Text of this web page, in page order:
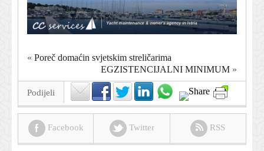
« Poreč domaćin svjetskim streličarima
EGZISTENCIJALNI MINIMUM »
Podijeli
Facebook Twitter RSS